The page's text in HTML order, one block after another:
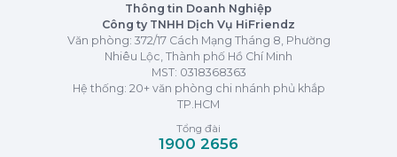
Thông tin Doanh Nghiệp
Công ty TNHH Dịch Vụ HiFriendz
Văn phòng: 372/17 Cách Mạng Tháng 8, Phường
Nhiêu Lộc, Thành phố Hồ Chí Minh
MST: 0318368363
Hệ thống: 20+ văn phòng chi nhánh phủ khắp
TP.HCM
Tổng đài
1900 2656